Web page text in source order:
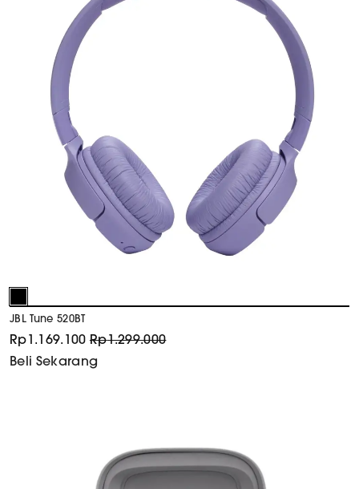
JBL Tune 520BT
Rp1.169.100 Rp1.299.000
Beli Sekarang